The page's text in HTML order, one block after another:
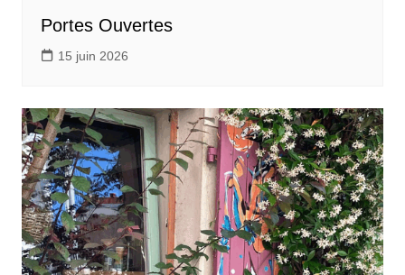
Portes Ouvertes
15 juin 2026